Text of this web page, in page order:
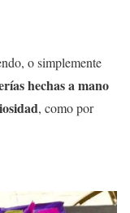
o simplemente
hechas a mano
, como por